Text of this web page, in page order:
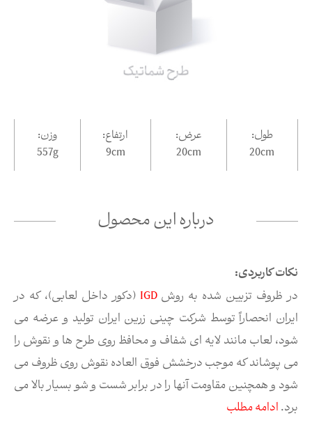
درباره این محصول
نکات کاربردی:
در ظروف تزیین شده به روشIGD (دکور داخل لعابی)، که در
ایران انحصاراً توسط شرکت چینی زرین ایران تولید و عرضه می
شود، لعاب مانند لایه ای شفاف و محافظ روی طرح ها و نقوش را
می پوشاند که موجب درخشش فوق العاده نقوش روی ظروف می
شود و همچنین مقاومت آنها را در برابر شست و شو بسیار بالا می
برد.ادامه مطلب
طول:
20cm
عرض:
20cm
ارتفاع:
9cm
وزن:
557g